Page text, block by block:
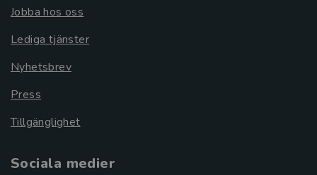
Jobba hos oss
Lediga tjänster
Nyhetsbrev
Press
Tillgänglighet
Sociala medier